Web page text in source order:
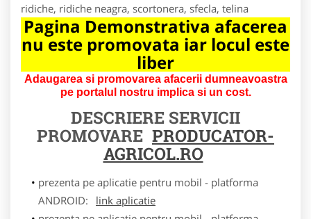
ridiche, ridiche neagra, scortonera, sfecla, telina
Pagina Demonstrativa afacerea
nu este promovata iar locul este
liber
Adaugarea si promovarea afacerii dumneavoastra
pe portalul nostru implica si un cost.
DESCRIERE SERVICII
PROMOVARE PRODUCATOR-
AGRICOL.RO
prezenta pe aplicatie pentru mobil - platforma
ANDROID:
link aplicatie